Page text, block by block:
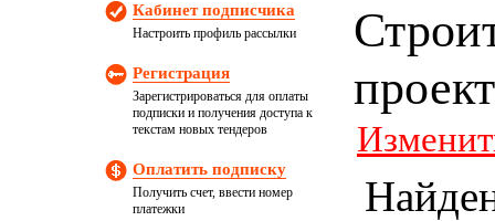
Кабинет подписчика
Настроить профиль рассылки
Регистрация
Зарегистрироваться для оплаты
подписки и получения доступа к
текстам новых тендеров
Оплатить подписку
Получить счет, ввести номер
платежки